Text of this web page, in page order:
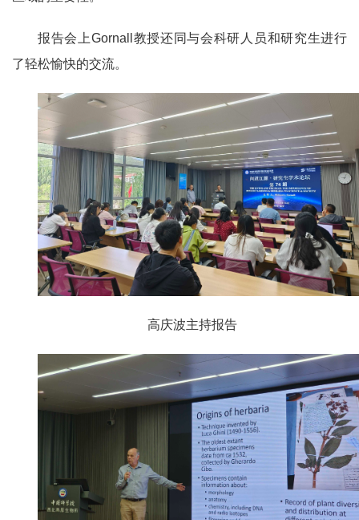
报告会上Gornall教授还同与会科研人员和研究生进行
了轻松愉快的交流。
高庆波主持报告